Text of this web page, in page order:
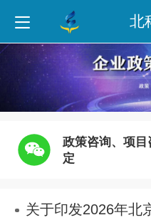
北
政策咨询、项目
定
关于印发2026年北